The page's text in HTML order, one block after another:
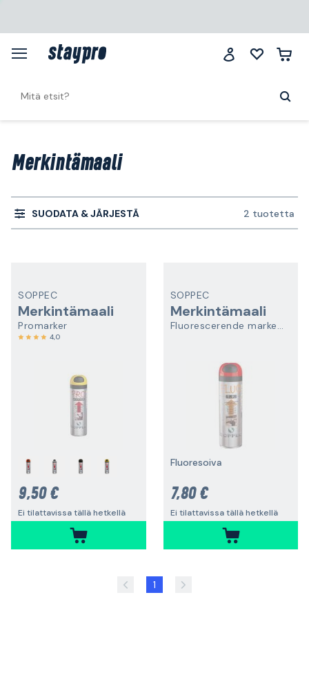
Merkintämaali
SUODATA & JÄRJESTÄ 2 tuotetta
SOPPEC
Merkintämaali
Promarker
4,0
9,50 €
Ei tilattavissa tällä hetkellä
SOPPEC
Merkintämaali
Fluorescerende markeringsfarge
Fluoresoiva
7,80 €
Ei tilattavissa tällä hetkellä
1